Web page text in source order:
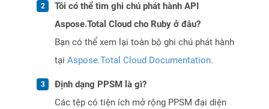
Tôi có thể tìm ghi chú phát hành API
Aspose.Total Cloud cho Ruby ở đâu?
Bạn có thể xem lại toàn bộ ghi chú phát hành
tại Aspose.Total Cloud Documentation.
Định dạng PPSM là gì?
Các tệp có tiện ích mở rộng PPSM đại diện